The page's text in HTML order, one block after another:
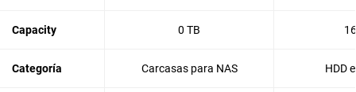
Capacity 0 TB
Categoría Carcasas para NAS HDD